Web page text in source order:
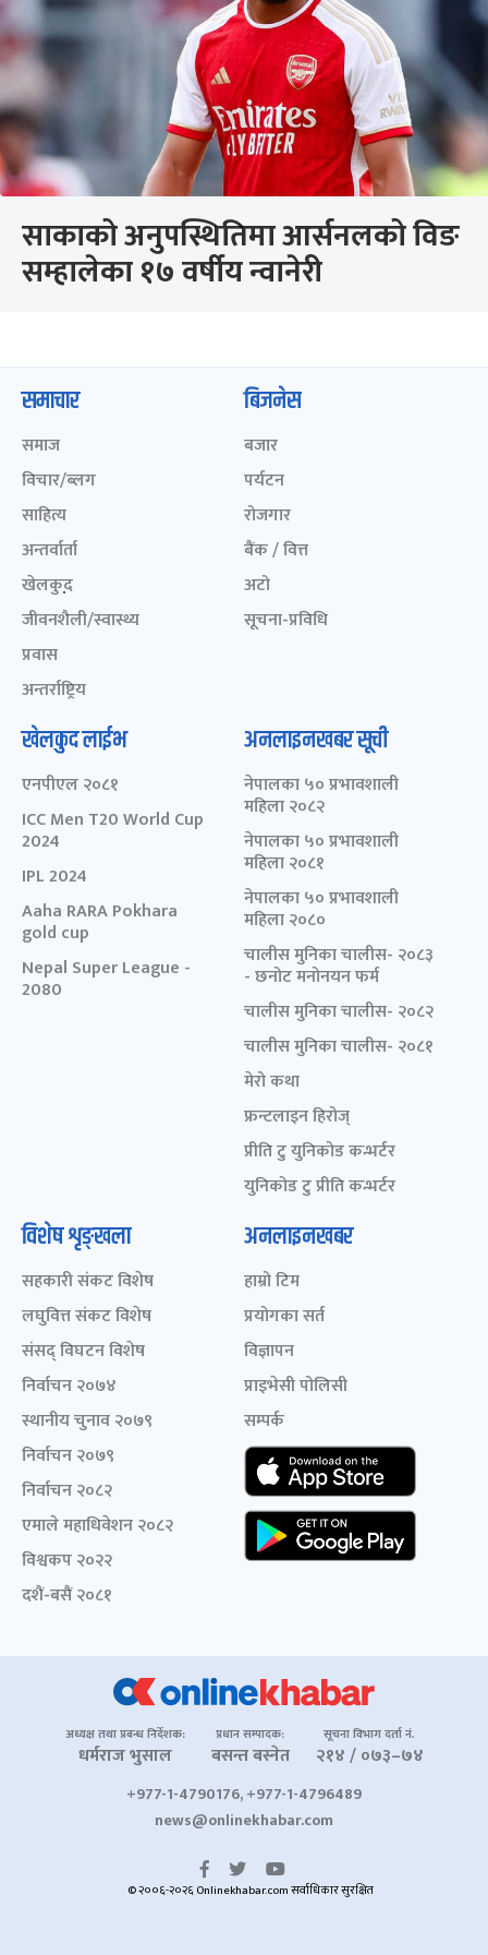
साकाको अनुपस्थितिमा आर्सनलको विङ
सम्हालेका १७ वर्षीय न्वानेरी
समाचार
समाज
विचार/ब्लग
साहित्य
अन्तर्वार्ता
खेलकुद़़
जीवनशैली/स्वास्थ्य
प्रवास
अन्तर्राष्ट्रिय
बिजनेस
बजार
पर्यटन
रोजगार
बैंक / वित्त
अटो
सूचना-प्रविधि
खेलकुद लाईभ
एनपीएल २०८१
ICC Men T20 World Cup
2024
IPL 2024
Aaha RARA Pokhara
gold cup
Nepal Super League -
2080
अनलाइनखबर सूची
नेपालका ५० प्रभावशाली
महिला २०८२
नेपालका ५० प्रभावशाली
महिला २०८१
नेपालका ५० प्रभावशाली
महिला २०८०
चालीस मुनिका चालीस- २०८३
- छनोट मनोनयन फर्म
चालीस मुनिका चालीस- २०८२
चालीस मुनिका चालीस- २०८१
मेरो कथा
फ्रन्टलाइन हिरोज्
प्रीति टु युनिकोड कन्भर्टर
युनिकोड टु प्रीति कन्भर्टर
विशेष शृङ्खला
सहकारी संकट विशेष
लघुवित्त संकट विशेष
संसद् विघटन विशेष
निर्वाचन २०७४
स्थानीय चुनाव २०७९
निर्वाचन २०७९
निर्वाचन २०८२
एमाले महाधिवेशन २०८२
विश्वकप २०२२
दशैं-बसैं २०८१
अनलाइनखबर
हाम्रो टिम
प्रयोगका सर्त
विज्ञापन
प्राइभेसी पोलिसी
सम्पर्क
अध्यक्ष तथा प्रबन्ध निर्देशक:
धर्मराज भुसाल
प्रधान सम्पादक:
बसन्त बस्नेत
सूचना विभाग दर्ता नं.
२१४ / ०७३–७४
+977-1-4790176, +977-1-4796489
news@onlinekhabar.com
© २००६-२०२६ Onlinekhabar.com सर्वाधिकार सुरक्षित